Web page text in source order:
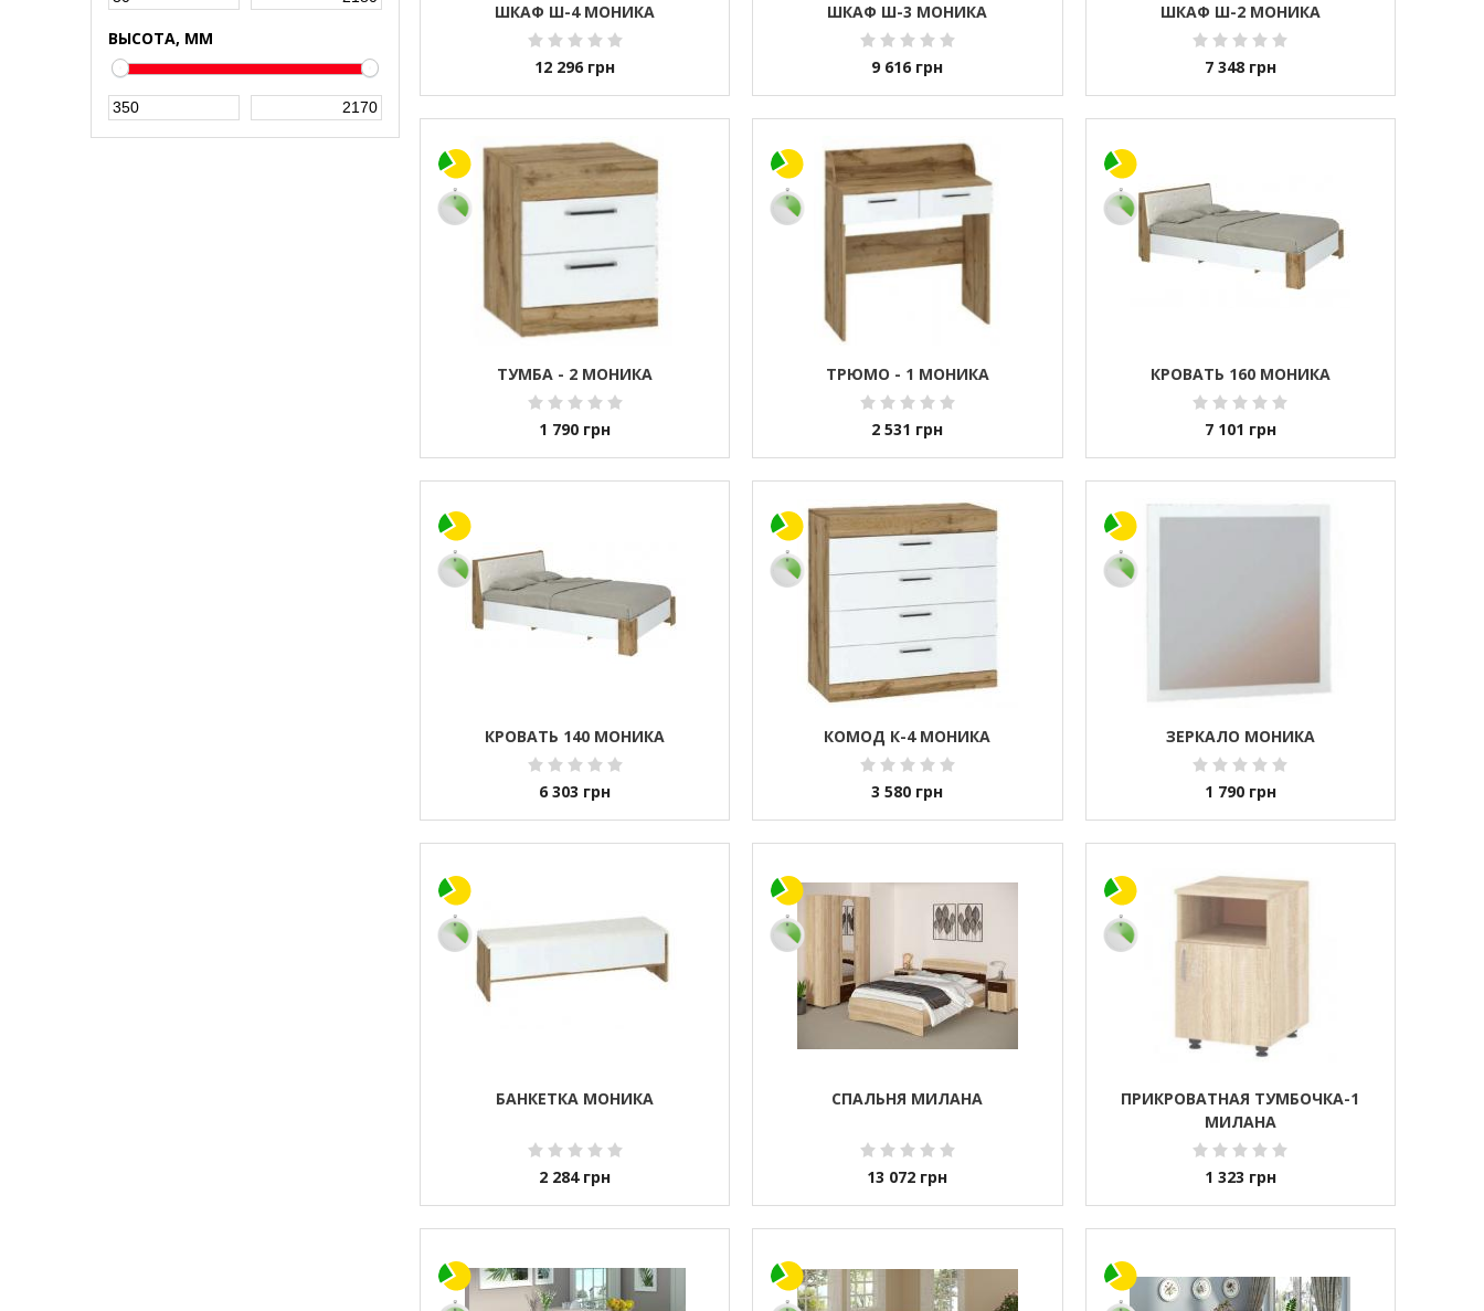
ВЫСОТА, ММ
ШКАФ Ш-4 МОНИКА
12 296 грн
ШКАФ Ш-3 МОНИКА
9 616 грн
ШКАФ Ш-2 МОНИКА
7 348 грн
ТУМБА - 2 МОНИКА
1 790 грн
ТРЮМО - 1 МОНИКА
2 531 грн
КРОВАТЬ 160 МОНИКА
7 101 грн
КРОВАТЬ 140 МОНИКА
6 303 грн
КОМОД К-4 МОНИКА
3 580 грн
ЗЕРКАЛО МОНИКА
1 790 грн
БАНКЕТКА МОНИКА
2 284 грн
СПАЛЬНЯ МИЛАНА
13 072 грн
ПРИКРОВАТНАЯ ТУМБОЧКА-1
МИЛАНА
1 323 грн